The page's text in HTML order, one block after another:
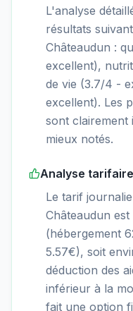
L'analyse
résultats
Châteaudun :
excellent),
de vie (3.7/4 -
excellent). Les
sont clairement
mieux notés.
Analyse tarifaire
Le tarif
Châteaudun
(hébergement
5.57€), soit
déduction des
inférieur à la
fait une option